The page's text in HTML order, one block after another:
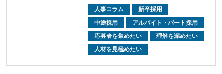
人事コラム
新卒採用
中途採用
アルバイト・パート採用
応募者を集めたい
理解を深めたい
人材を見極めたい